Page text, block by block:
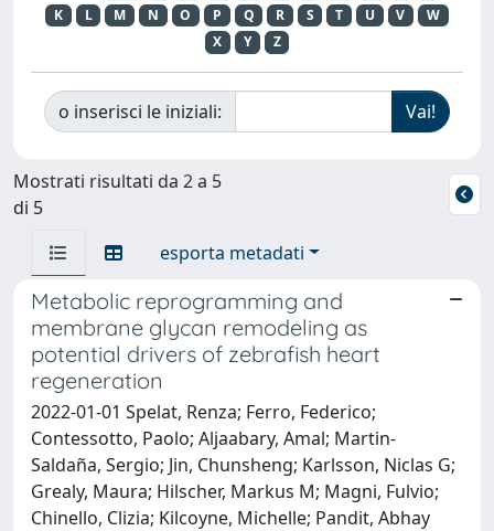
K
L M N O P Q R S T U V
W
X
Y Z
o inserisci le iniziali:
Mostrati risultati da 2 a 5
di 5
esporta metadati
Metabolic reprogramming and
membrane glycan remodeling as
potential drivers of zebrafish heart
regeneration
2022-01-01 Spelat, Renza; Ferro, Federico;
Contessotto, Paolo; Aljaabary, Amal; Martin-
Saldaña, Sergio; Jin, Chunsheng; Karlsson, Niclas G;
Grealy, Maura; Hilscher, Markus M; Magni, Fulvio;
Chinello, Clizia; Kilcoyne, Michelle; Pandit, Abhay